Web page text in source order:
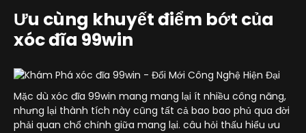
Ưu cùng khuyết điểm bớt của
xóc đĩa 99win
Mặc dù xóc đĩa 99win mang mang lại ít nhiều công năng,
nhưng lại thành tích này cũng tất cả bao bao phủ qua đời
phải quan chổ chính giữa mang lại. câu hỏi thấu hiểu ưu